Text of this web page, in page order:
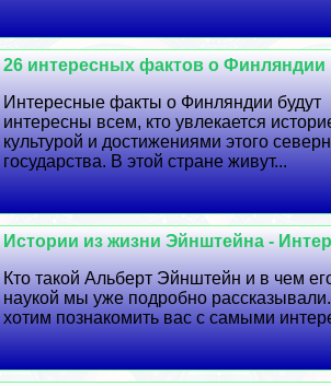
26 интересных фактов о Финляндии
Интересные факты о Финляндии будут
интересны всем, кто увлекается
культурой и достижениями этого
государства. В этой стране живут...
Истории из жизни Эйнштейна -
Кто такой Альберт Эйнштейн и в чем
наукой мы уже подробно
хотим познакомить вас с самыми